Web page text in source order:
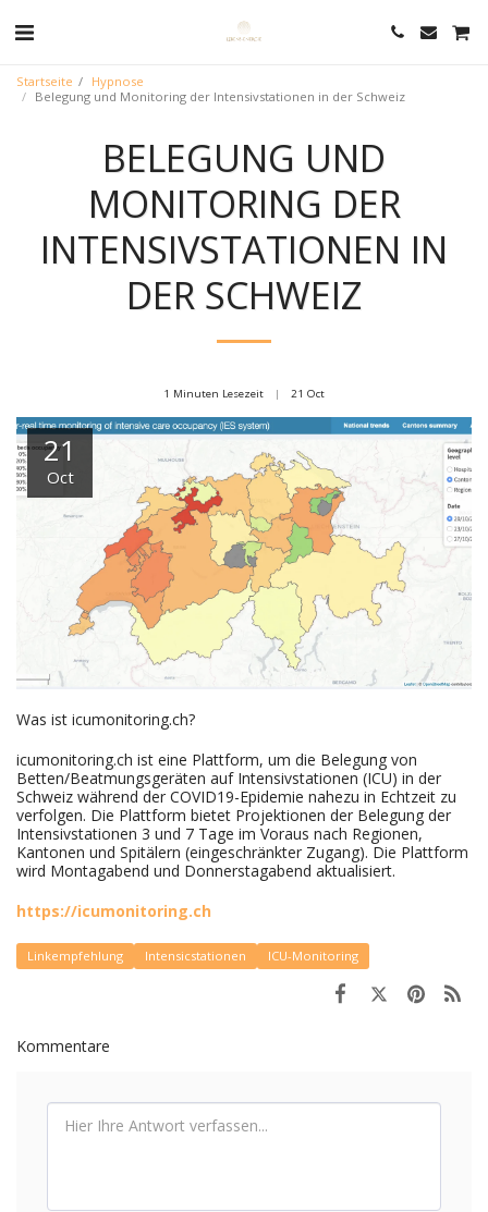
Startseite
Hypnose
Belegung und Monitoring der Intensivstationen in der Schweiz
BELEGUNG UND
MONITORING DER
INTENSIVSTATIONEN IN
DER SCHWEIZ
1 Minuten Lesezeit 21 Oct
21
Oct
Was ist icumonitoring.ch?
icumonitoring.ch ist eine Plattform, um die Belegung von
Betten/Beatmungsgeräten auf Intensivstationen (ICU) in der
Schweiz während der COVID19-Epidemie nahezu in Echtzeit zu
verfolgen. Die Plattform bietet Projektionen der Belegung der
Intensivstationen 3 und 7 Tage im Voraus nach Regionen,
Kantonen und Spitälern (eingeschränkter Zugang). Die Plattform
wird Montagabend und Donnerstagabend aktualisiert.
https://icumonitoring.ch
Linkempfehlung Intensicstationen ICU-Monitoring
Kommentare